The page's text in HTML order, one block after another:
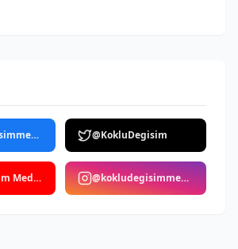
@Kokludegisimmedya @KokluDegisim
Köklü Değişim Medya @kokludegisimmedya